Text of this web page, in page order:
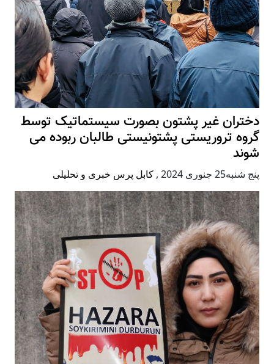
دختران غیر پشتون بصورت سیستماتیک توسط
گروه تروریستی پشتونیستی طالبان ربوده می
شوند
پنج شنبه25 جنوری 2024 , کابل پرس خبری و تحلیلی